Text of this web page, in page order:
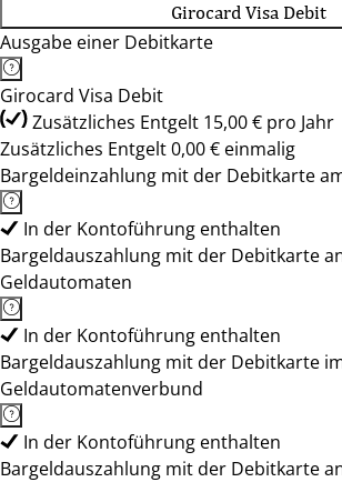
Girocard Visa Debit
Ausgabe einer Debitkarte
Girocard Visa Debit
Zusätzliches Entgelt 15,00 € pro Jahr
Zusätzliches Entgelt 0,00 € einmalig
Bargeldeinzahlung mit der Debitkarte
In der Kontoführung enthalten
Bargeldauszahlung mit der Debitkarte
Geldautomaten
In der Kontoführung enthalten
Bargeldauszahlung mit der Debitkarte
Geldautomatenverbund
In der Kontoführung enthalten
Bargeldauszahlung mit der Debitkarte